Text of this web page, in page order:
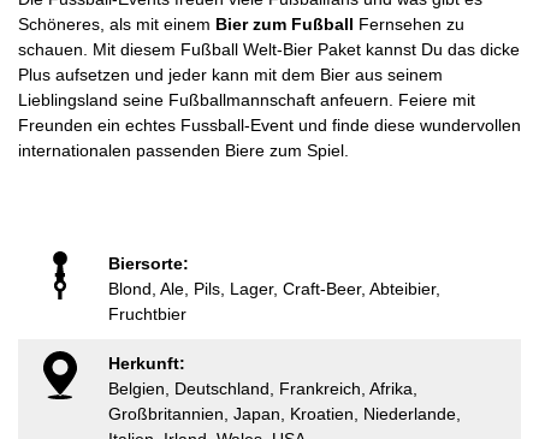
Schöneres, als mit einem Bier zum Fußball Fernsehen zu
schauen. Mit diesem Fußball Welt-Bier Paket kannst Du das dicke
Plus aufsetzen und jeder kann mit dem Bier aus seinem
Lieblingsland seine Fußballmannschaft anfeuern. Feiere mit
Freunden ein echtes Fussball-Event und finde diese wundervollen
internationalen passenden Biere zum Spiel.
Biersorte:
Blond, Ale, Pils, Lager, Craft-Beer, Abteibier,
Fruchtbier
Herkunft:
Belgien, Deutschland, Frankreich, Afrika,
Großbritannien, Japan, Kroatien, Niederlande,